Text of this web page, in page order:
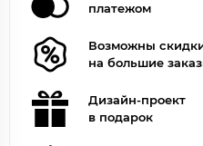
платежом
Возможны
на большие
Дизайн-проект
в подарок